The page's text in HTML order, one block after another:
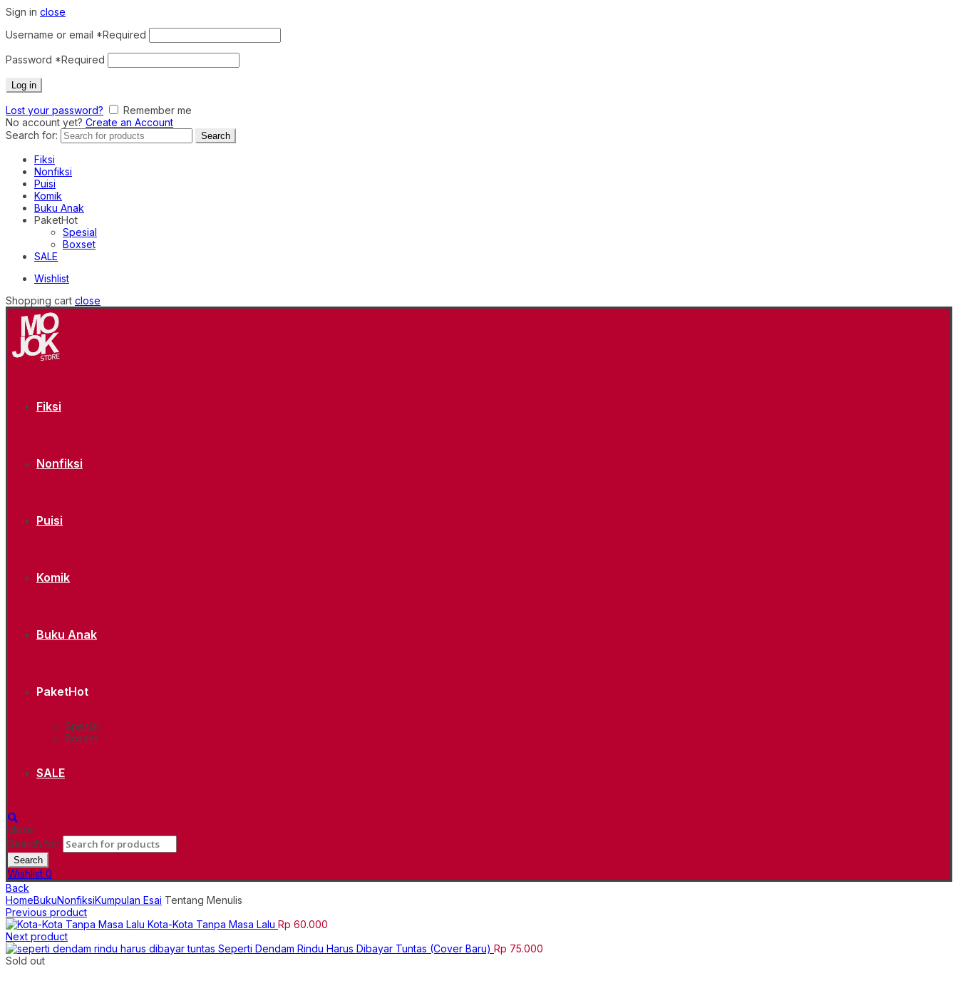
Sign in close
Username or email *Required
Password *Required
Log in
Lost your password?
Remember me
No account yet? Create an Account
Search for:
Search
Fiksi
Nonfiksi
Puisi
Komik
Buku Anak
PaketHot
Spesial
Boxset
SALE
Wishlist
Shopping cart close
Fiksi
Nonfiksi
Puisi
Komik
Buku Anak
PaketHot
Spesial
Boxset
SALE
close
Search for:
Search
Wishlist 0
Back
HomeBukuNonfiksiKumpulan Esai Tentang Menulis
Previous product
Kota-Kota Tanpa Masa Lalu Rp 60.000
Next product
Seperti Dendam Rindu Harus Dibayar Tuntas (Cover Baru) Rp 75.000
Sold out